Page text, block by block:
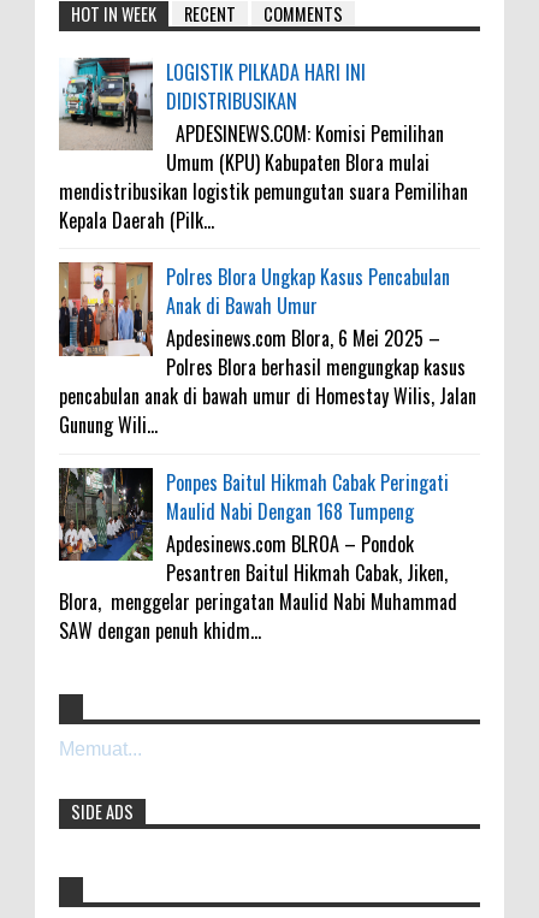
HOT IN WEEK RECENT COMMENTS
LOGISTIK PILKADA HARI INI
DIDISTRIBUSIKAN
APDESINEWS.COM: Komisi Pemilihan
Umum (KPU) Kabupaten Blora mulai
mendistribusikan logistik pemungutan suara Pemilihan
Kepala Daerah (Pilk...
Polres Blora Ungkap Kasus Pencabulan
Anak di Bawah Umur
Apdesinews.com Blora, 6 Mei 2025 –
Polres Blora berhasil mengungkap kasus
pencabulan anak di bawah umur di Homestay Wilis, Jalan
Gunung Wili...
Ponpes Baitul Hikmah Cabak Peringati
Maulid Nabi Dengan 168 Tumpeng
Apdesinews.com BLROA – Pondok
Pesantren Baitul Hikmah Cabak, Jiken,
Blora, menggelar peringatan Maulid Nabi Muhammad
SAW dengan penuh khidm...
Sambut HUT RI Ke-81 Kemerdekaan
0 8-9-2026
Bantuan CSR Jumbo dan Bibit Ternak Gratis
galateapacino:
The Ottawa SenatorsThe Men's Black titanium i
Memuat...
SIDE ADS